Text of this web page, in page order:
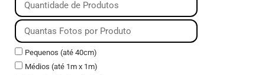
Pequenos (até 40cm)
Médios (até 1m x 1m)